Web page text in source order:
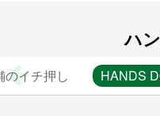
ハ
のイチ押し HANDS